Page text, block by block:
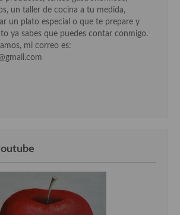
un taller de cocina a tu medida,
un plato especial o que te prepare y
ya sabes que puedes contar conmigo.
mi correo es: